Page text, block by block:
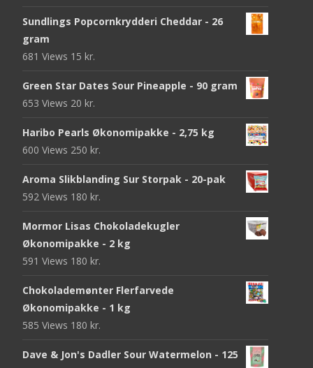
Sundlings Popcornkrydderi Cheddar - 26
gram
681 Views 15 kr.
Green Star Dates Sour Pineapple - 90 gram
653 Views 20 kr.
Haribo Pearls Økonomipakke - 2,75 kg
600 Views 250 kr.
Aroma Slikblanding Sur Storpak - 20-pak
592 Views 180 kr.
Mormor Lisas Chokoladekugler
Økonomipakke - 2 kg
591 Views 180 kr.
Chokolademønter Flerfarvede
Økonomipakke - 1 kg
585 Views 180 kr.
Dave & Jon's Dadler Sour Watermelon - 125